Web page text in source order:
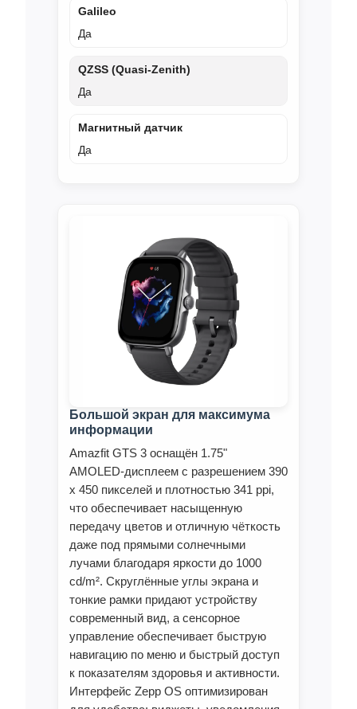
Galileo
Да
QZSS (Quasi‑Zenith)
Да
Магнитный датчик
Да
Большой экран для максимума
информации
Amazfit GTS 3 оснащён 1.75"
AMOLED‑дисплеем с разрешением 390
x 450 пикселей и плотностью 341 ppi,
что обеспечивает насыщенную
передачу цветов и отличную чёткость
даже под прямыми солнечными
лучами благодаря яркости до 1000
cd/m². Скруглённые углы экрана и
тонкие рамки придают устройству
современный вид, а сенсорное
управление обеспечивает быструю
навигацию по меню и быстрый доступ
к показателям здоровья и активности.
Интерфейс Zepp OS оптимизирован